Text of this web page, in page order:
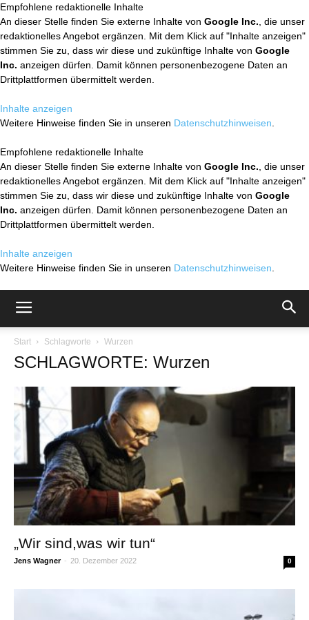
Empfohlene redaktionelle Inhalte
An dieser Stelle finden Sie externe Inhalte von Google Inc. , die unser
redaktionelles Angebot ergänzen. Mit dem Klick auf "Inhalte anzeigen"
stimmen Sie zu, dass wir diese und zukünftige Inhalte von Google
Inc. anzeigen dürfen. Damit können personenbezogene Daten an
Drittplattformen übermittelt werden.
Inhalte anzeigen
Weitere Hinweise finden Sie in unseren Datenschutzhinweisen
Empfohlene redaktionelle Inhalte
An dieser Stelle finden Sie externe Inhalte von Google Inc. , die unser
redaktionelles Angebot ergänzen. Mit dem Klick auf "Inhalte anzeigen"
stimmen Sie zu, dass wir diese und zukünftige Inhalte von Google
Inc. anzeigen dürfen. Damit können personenbezogene Daten an
Drittplattformen übermittelt werden.
Inhalte anzeigen
Weitere Hinweise finden Sie in unseren Datenschutzhinweisen
Start Schlagworte Wurzen
SCHLAGWORTE: Wurzen
„Wir sind,was wir tun“
Jens Wagner - 20. Dezember 2022 0